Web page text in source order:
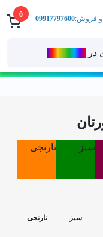
0
در
و فروش:09917797600
سبز نارنجی